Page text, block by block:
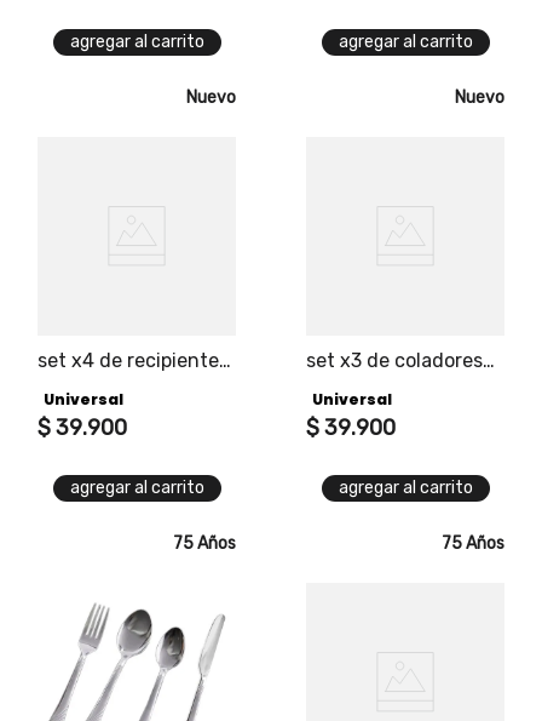
agregar al carrito agregar al carrito
Nuevo
set x4 de recipientes
Universal
$39.900
agregar al carrito
Nuevo
set x3 de coladores
black
Universal
$39.900
agregar al carrito
75 Años 75 Años